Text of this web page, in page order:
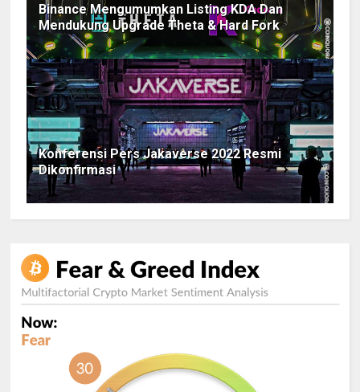
Binance Mengumumkan Listing KDA Dan
Mendukung Upgrade Theta & Hard Fork
Konferensi Pers Jakaverse 2022 Resmi
Dikonfirmasi